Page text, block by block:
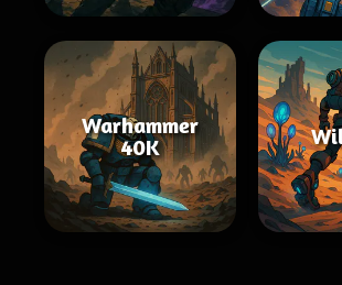
Warhammer
40K